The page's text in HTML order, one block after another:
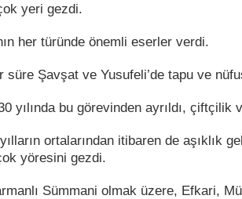
yeri gezdi.
her türünde önemli eserler verdi.
süre Şavşat ve Yusufeli’de tapu ve
yılında bu görevinden ayrıldı, çiftçilik
ortalarından itibaren de aşıklık
yöresini gezdi.
Sümmani olmak üzere, Efkari,